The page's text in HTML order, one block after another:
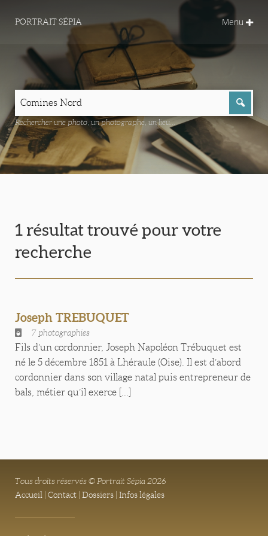
PORTRAIT SÉPIA Menu
Rechercher une photo, un photographe, un lieu...
1 résultat trouvé pour votre
recherche
Joseph TREBUQUET
7 photographies
Fils d’un cordonnier, Joseph Napoléon Trébuquet est
né le 5 décembre 1851 à Lhéraule (Oise). Il est d’abord
cordonnier dans son village natal puis entrepreneur de
bals, métier qu’il exerce [...]
Tous droits réservés © Portrait Sépia 2026
Accueil
Contact Dossiers Infos légales